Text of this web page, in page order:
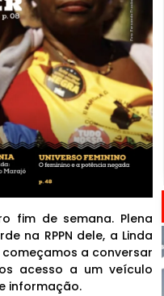
fim de semana. Plena
na RPPN dele, a Linda
começamos a conversar
acesso a um veículo
informação.